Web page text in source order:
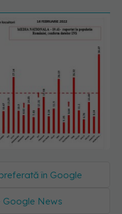
în Google
Google News